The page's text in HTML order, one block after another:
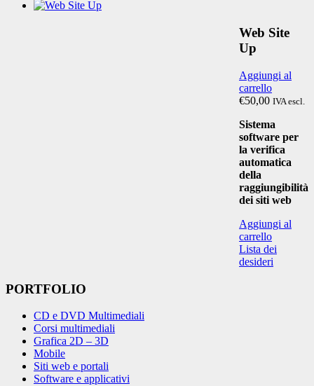
Web Site
Up
Aggiungi al
carrello
€50,00 IVA escl.
Sistema
software per
la verifica
automatica
della
raggiungibilità
dei siti web
Aggiungi al
carrello
Lista dei
desideri
PORTFOLIO
CD e DVD Multimediali
Corsi multimediali
Grafica 2D – 3D
Mobile
Siti web e portali
Software e applicativi